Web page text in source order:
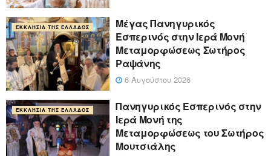
ΕΚΚΛΗΣΊΑ ΤΗΣ ΕΛΛΆΔΟΣ
Μέγας Πανηγυρικός
Εσπερινός στην Ιερά Μονή
Μεταμορφώσεως Σωτήρος
Ραψάνης
6 Αυγούστου 2026
ΕΚΚΛΗΣΊΑ ΤΗΣ ΕΛΛΆΔΟΣ
Πανηγυρικός Εσπερινός στην
Ιερά Μονή της
Μεταμορφώσεως του Σωτήρος
Μουτσιάλης